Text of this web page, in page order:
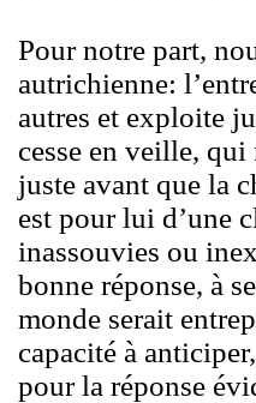
Pour notre part,
autrichienne:
autres et exploite
cesse en veille,
juste avant que la
est pour lui d’une
inassouvies ou
bonne réponse, à
monde serait
capacité à
pour la réponse